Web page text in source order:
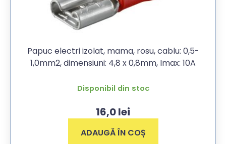
Papuc electri izolat, mama, rosu, cablu: 0,5-
1,0mm2, dimensiuni: 4,8 x 0,8mm, Imax: 10A
Disponibil din stoc
16,0lei
ADAUGĂ ÎN COȘ